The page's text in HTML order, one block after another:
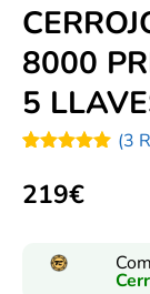
8000
5
con 5.00
de 5 en
(3
219€